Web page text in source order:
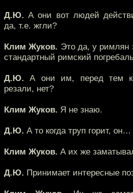
Д.Ю. А они вот людей
да, т.е. жгли?
Клим Жуков. Это да, у римлян
стандартный римский
Д.Ю. А они им, перед тем
резали, нет?
Клим Жуков. Я не знаю.
Д.Ю. А то когда труп горит, он…
Клим Жуков. А их же
Д.Ю. Принимает интересные